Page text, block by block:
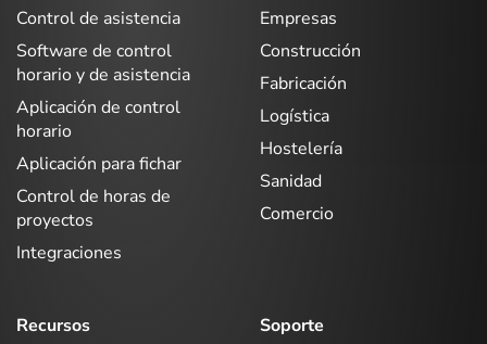
Control de asistencia
Software de control
horario y de asistencia
Aplicación de control
horario
Aplicación para fichar
Control de horas de
proyectos
Integraciones
Empresas
Construcción
Fabricación
Logística
Hostelería
Sanidad
Comercio
Recursos
Soporte